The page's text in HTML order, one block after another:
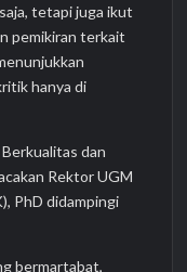
tetapi juga ikut
pemikiran terkait
hanya di
dan
Rektor UGM
PhD didampingi
bermartabat,